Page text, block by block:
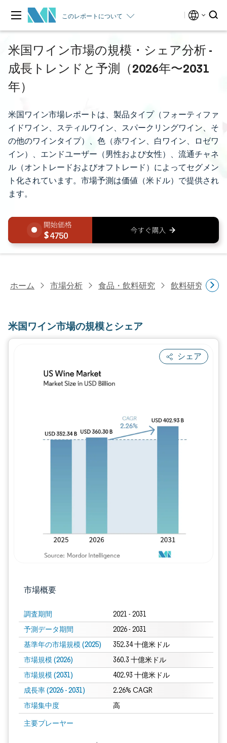
このレポートについて
米国ワイン市場の規模・シェア分析 -
成長トレンドと予測（2026年〜2031
年）
米国ワイン市場レポートは、製品タイプ（フォーティファ
イドワイン、スティルワイン、スパークリングワイン、そ
の他のワインタイプ）、色（赤ワイン、白ワイン、ロゼワ
イン）、エンドユーザー（男性および女性）、流通チャネ
ル（オントレードおよびオフトレード）によってセグメン
ト化されています。市場予測は価値（米ドル）で提供され
ます。
4750
ホーム 市場分析 食品・飲料研究 飲料研究
米国ワイン市場の規模とシェア
シェア
市場概要
調査期間 2021 - 2031
予測データ期間 2026 - 2031
基準年の市場規模 (2025) 352.34 十億米ドル
市場規模 (2026) 360.3 十億米ドル
市場規模 (2031) 402.93 十億米ドル
成長率 (2026 - 2031) 2.26% CAGR
市場集中度 高
主要プレーヤー
画像 © Mordor Intelligence。再利用にはCC BY 4.0の表示が必要です。